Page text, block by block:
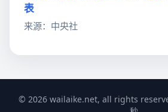
表
来源：中央社
© 2026 wailaike.net, all rights